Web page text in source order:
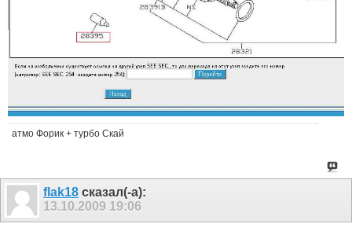
атмо Форик + турбо Скай
flak18 сказал(-а):
13.10.2009 19:06